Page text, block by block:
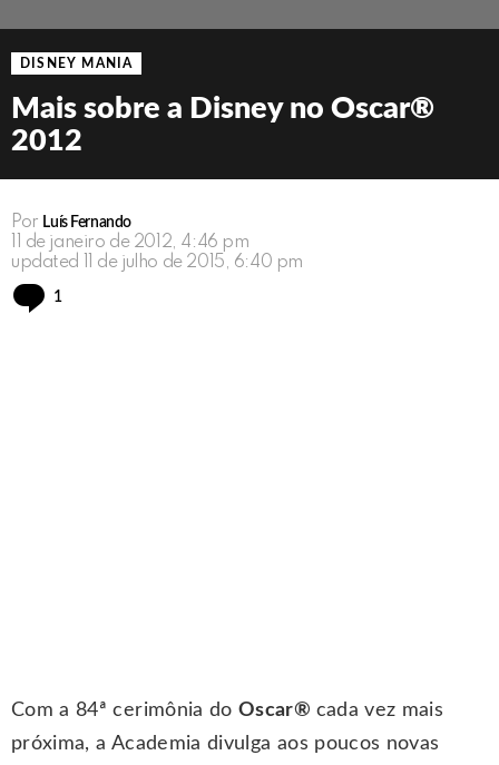
DISNEY MANIA
Mais sobre a Disney no Oscar®
2012
Por Luís Fernando
11 de janeiro de 2012, 4:46 pm
updated
11 de julho de 2015, 6:40 pm
1
Com a 84ª cerimônia doOscar® cada vez mais
próxima, a Academia divulga aos poucos novas